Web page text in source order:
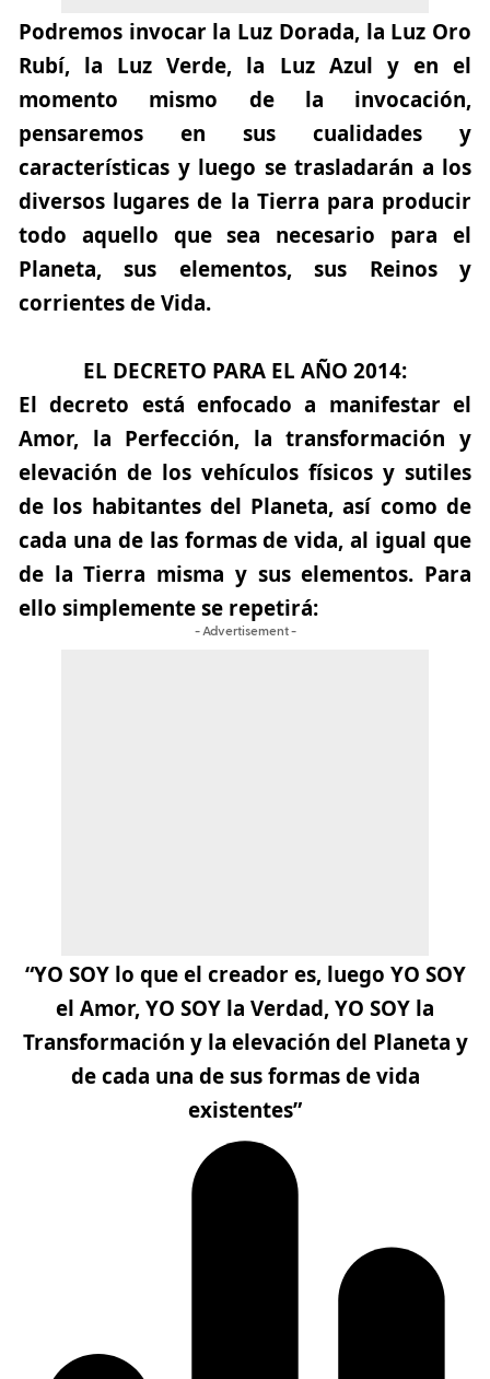
Podremos invocar la Luz Dorada, la Luz Oro
Rubí, la Luz Verde, la Luz Azul y en el
momento mismo de la invocación,
pensaremos en sus cualidades y
características y luego se trasladarán a los
diversos lugares de la Tierra para producir
todo aquello que sea necesario para el
Planeta, sus elementos, sus Reinos y
corrientes de Vida.
EL DECRETO PARA EL AÑO 2014:
El decreto está enfocado a manifestar el
Amor, la Perfección, la transformación y
elevación de los vehículos físicos y sutiles
de los habitantes del Planeta, así como de
cada una de las formas de vida, al igual que
de la Tierra misma y sus elementos. Para
ello simplemente se repetirá:
- Advertisement -
“YO SOY lo que el creador es, luego YO SOY
el Amor, YO SOY la Verdad, YO SOY la
Transformación y la elevación del Planeta y
de cada una de sus formas de vida
existentes”